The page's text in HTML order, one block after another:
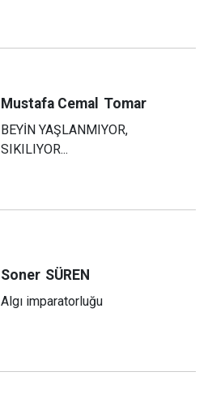
Mustafa Cemal Tomar
BEYİN YAŞLANMIYOR,
SIKILIYOR...
Soner SÜREN
Algı imparatorluğu